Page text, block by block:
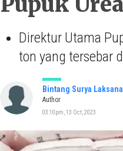
Direktur Utama
ton yang tersebar
Bintang Surya Laksana
Author
03:10pm, 13 Oct, 2023